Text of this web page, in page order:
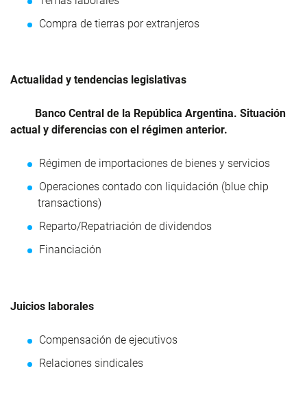
Compra de tierras por extranjeros
Actualidad y tendencias legislativas
Banco Central de la República Argentina. Situación
actual y diferencias con el régimen anterior.
Régimen de importaciones de bienes y servicios
Operaciones contado con liquidación (blue chip
transactions)
Reparto/Repatriación de dividendos
Financiación
Juicios laborales
Compensación de ejecutivos
Relaciones sindicales